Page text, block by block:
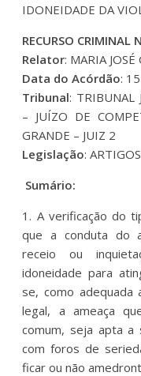
IDONEIDADE DA
RECURSO CRIMINAL
Relator: MARIA JOSÉ
Data do Acórdão:
Tribunal: TRIBUNAL
– JUÍZO DE
GRANDE – JUIZ 2
Legislação:
Sumário:
1. A verificação do
que a conduta do
receio ou
idoneidade para
se, como
legal, a ameaça
comum, seja apta
com foros de
ficar ou não